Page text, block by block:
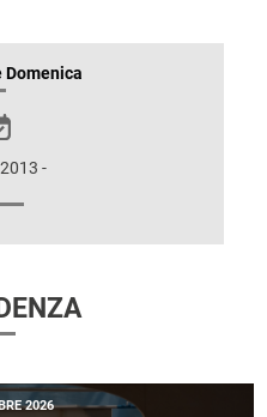
-
2026